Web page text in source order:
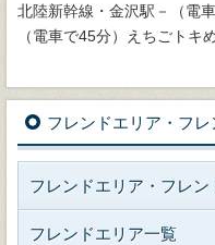
北陸新幹線・金沢駅－（電
（電車で45分）えちごトキ
フレンドエリア・フ
フレンドエリア・フレ
フレンドエリア一覧